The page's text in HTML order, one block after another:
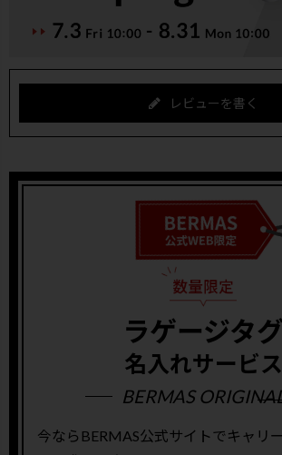
レビューを書く
ラゲージタグ
名入れサービス
BERMAS
今ならBERMAS公式サイトでキャリ